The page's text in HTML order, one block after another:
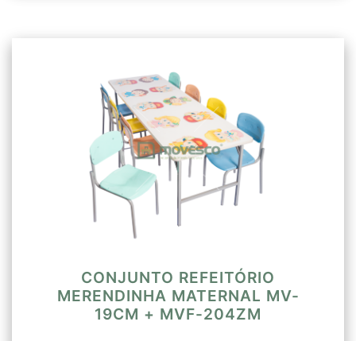
CONJUNTO REFEITÓRIO
MERENDINHA MATERNAL MV-
19CM + MVF-204ZM